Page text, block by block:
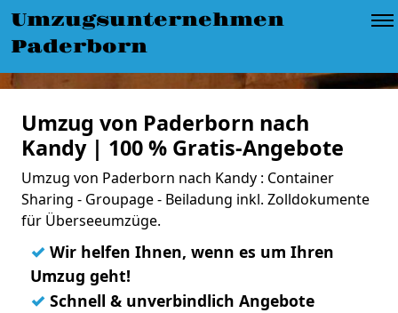
Umzugsunternehmen
Paderborn
Umzug von Paderborn nach
Kandy | 100 % Gratis-Angebote
Umzug von Paderborn nach Kandy : Container
Sharing - Groupage - Beiladung inkl. Zolldokumente
für Überseeumzüge.
✓ Wir helfen Ihnen, wenn es um Ihren
Umzug geht!
✓ Schnell & unverbindlich Angebote